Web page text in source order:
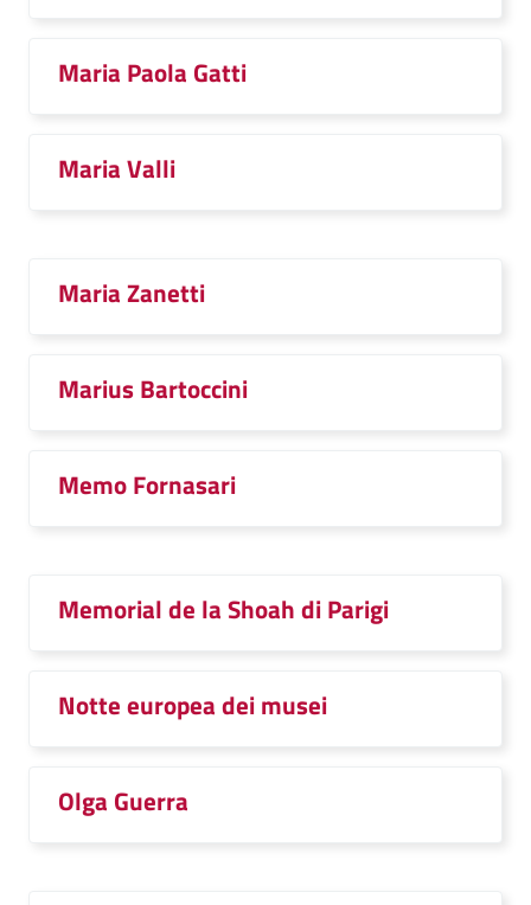
Maria Paola Gatti
Maria Valli
Maria Zanetti
Marius Bartoccini
Memo Fornasari
Memorial de la Shoah di Parigi
Notte europea dei musei
Olga Guerra